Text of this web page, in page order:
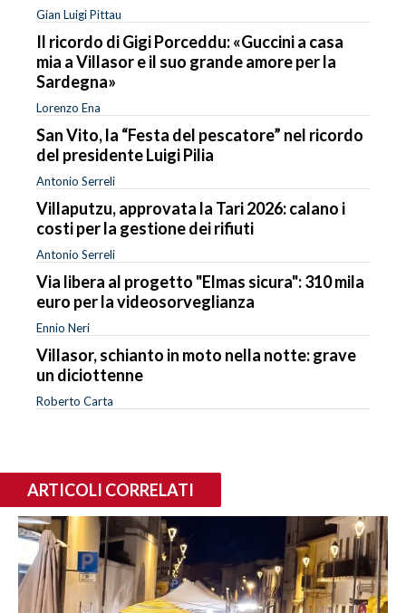
Gian Luigi Pittau
Il ricordo di Gigi Porceddu: «Guccini a casa
mia a Villasor e il suo grande amore per la
Sardegna»
Lorenzo Ena
San Vito, la “Festa del pescatore” nel ricordo
del presidente Luigi Pilia
Antonio Serreli
Villaputzu, approvata la Tari 2026: calano i
costi per la gestione dei rifiuti
Antonio Serreli
Via libera al progetto "Elmas sicura": 310 mila
euro per la videosorveglianza
Ennio Neri
Villasor, schianto in moto nella notte: grave
un diciottenne
Roberto Carta
ARTICOLI CORRELATI